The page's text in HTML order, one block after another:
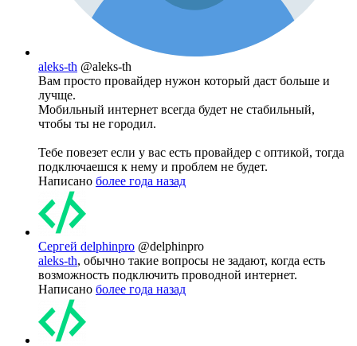
aleks-th @aleks-th
Вам просто провайдер нужон который даст больше и
лучще.
Мобильный интернет всегда будет не стабильный,
чтобы ты не городил.
Тебе повезет если у вас есть провайдер с оптикой, тогда
подключаешся к нему и проблем не будет.
Написано более года назад
Сергей delphinpro @delphinpro
aleks-th, обычно такие вопросы не задают, когда есть
возможность подключить проводной интернет.
Написано более года назад